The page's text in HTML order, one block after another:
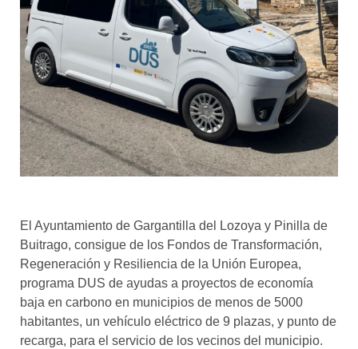
El Ayuntamiento de Gargantilla del Lozoya y Pinilla de
Buitrago, consigue de los Fondos de Transformación,
Regeneración y Resiliencia de la Unión Europea,
programa DUS de ayudas a proyectos de economía
baja en carbono en municipios de menos de 5000
habitantes, un vehículo eléctrico de 9 plazas, y punto de
recarga, para el servicio de los vecinos del municipio.